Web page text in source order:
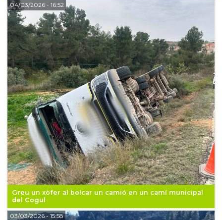
Greu un xòfer al bolcar un camió en un camí municipal
del Cogul
04/03/2026- 16:52
03/03/2026- 15:58